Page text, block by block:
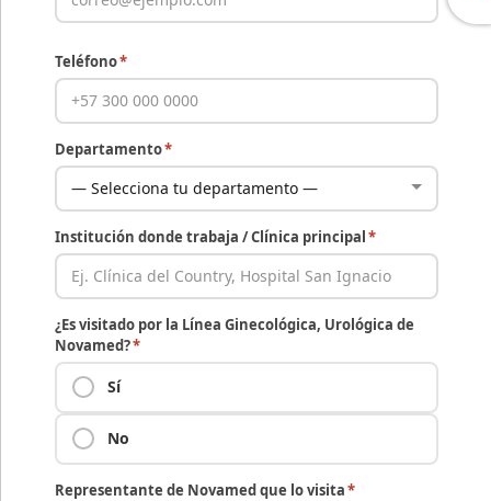
Teléfono*
Departamento*
Institución donde trabaja / Clínica principal*
¿Es visitado por la Línea Ginecológica, Urológica de
Novamed?*
Sí
No
Representante de Novamed que lo visita*